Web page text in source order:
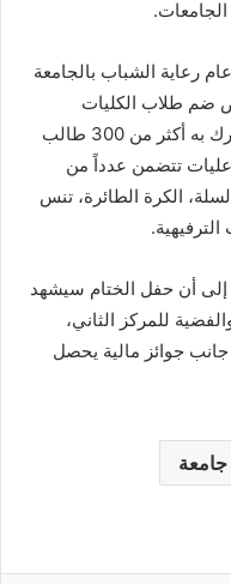
رعاية الشباب بالجامعة
ضم طلاب الكليات
المشاركة، مشيراً إلى أن المهرجان يشارك به أكثر من 300 طالب
تتضمن عدداً من
الكرة الطائرة، تنس
إلى أن حفل الختام سيشهد
للمركز الثاني،
جانب جوائز مالية يحصل